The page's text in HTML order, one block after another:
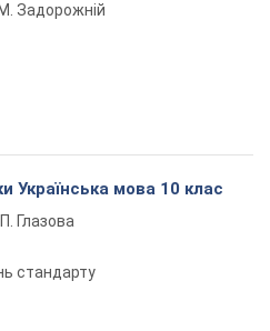
Задорожній
Українська мова 10 клас
Глазова
стандарту